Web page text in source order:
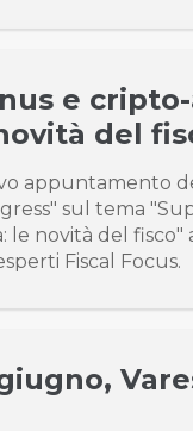
e
del
appuntamento
sul tema
le novità del fisco"
Fiscal Focus.